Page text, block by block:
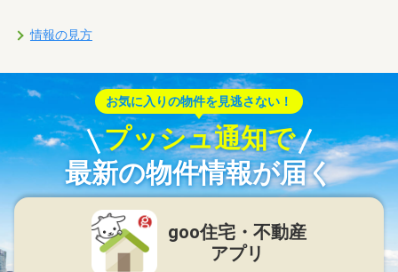
情報の見方
お気に入りの物件を見逃さない！
プッシュ通知で
最新の物件情報が届く
goo住宅・不動産
アプリ